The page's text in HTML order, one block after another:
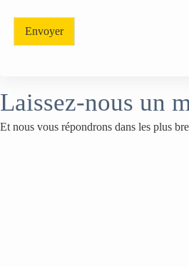
Laissez-nous un
Et nous vous répondrons dans les plus
Envoyer